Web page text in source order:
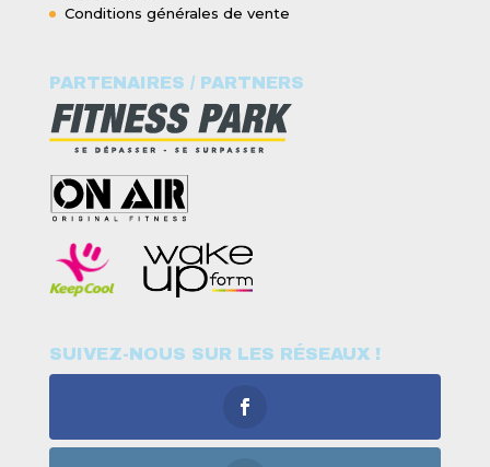
Conditions générales de vente
PARTENAIRES / PARTNERS
SUIVEZ-NOUS SUR LES RÉSEAUX !